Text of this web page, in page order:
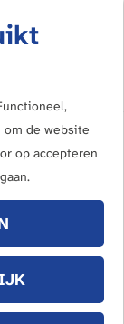
om de website
op accepteren
en
den Rijn